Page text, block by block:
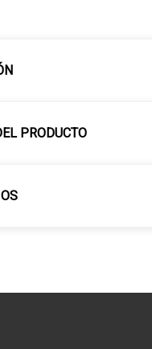
PRODUCTO